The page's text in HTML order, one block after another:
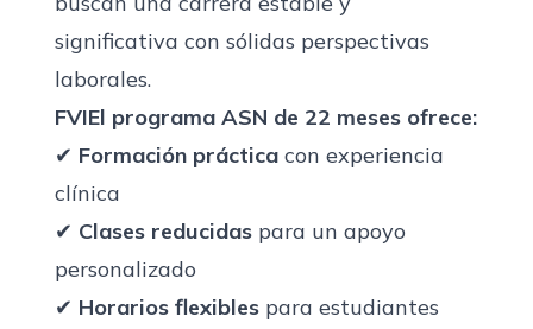
significativa con sólidas perspectivas
laborales.
FVIEl programa ASN de 22 meses ofrece:
✔ Formación práctica con experiencia
clínica
✔ Clases reducidas para un apoyo
personalizado
✔ Horarios flexibles para estudiantes